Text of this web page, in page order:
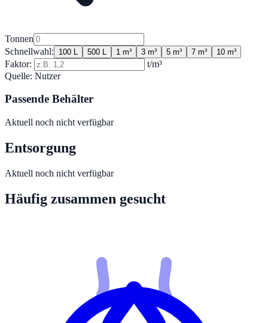
Tonnen
Schnellwahl:
100 L 500 L 1 m³ 3 m³ 5 m³ 7 m³ 10 m³
Faktor:
t/m³
Quelle: Nutzer
Passende Behälter
Aktuell noch nicht verfügbar
Entsorgung
Aktuell noch nicht verfügbar
Häufig zusammen gesucht